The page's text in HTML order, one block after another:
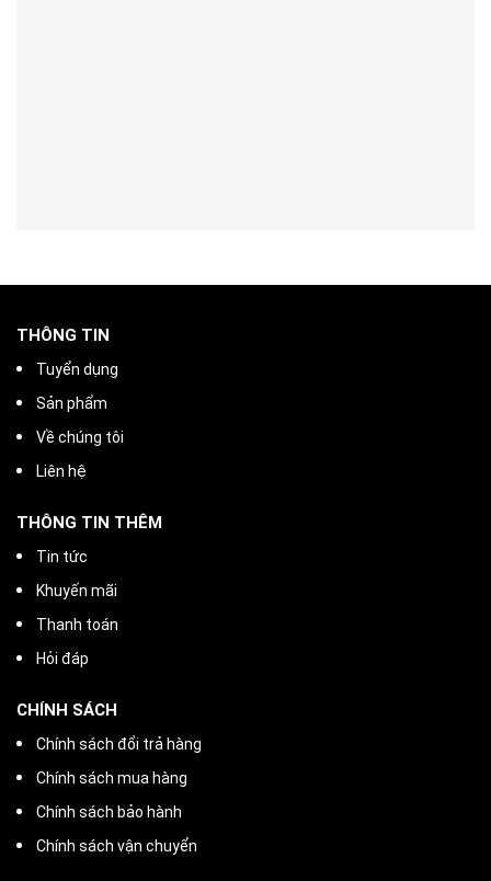
THÔNG TIN
Tuyển dụng
Sản phẩm
Về chúng tôi
Liên hệ
THÔNG TIN THÊM
Tin tức
Khuyến mãi
Thanh toán
Hỏi đáp
CHÍNH SÁCH
Chính sách đổi trả hàng
Chính sách mua hàng
Chính sách bảo hành
Chính sách vận chuyển